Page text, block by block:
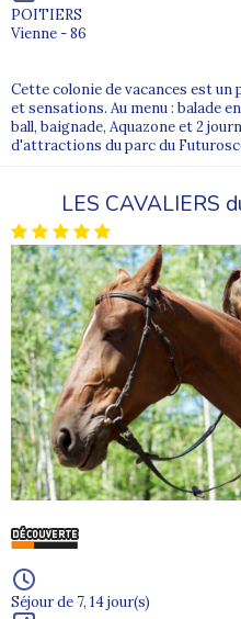
POITIERS
Vienne - 86
Cette colonie de vacances est
et sensations. Au menu : balade
ball, baignade, Aquazone et 2
d'attractions du parc du
LES CAVALIERS
Séjour de 7, 14 jour(s)